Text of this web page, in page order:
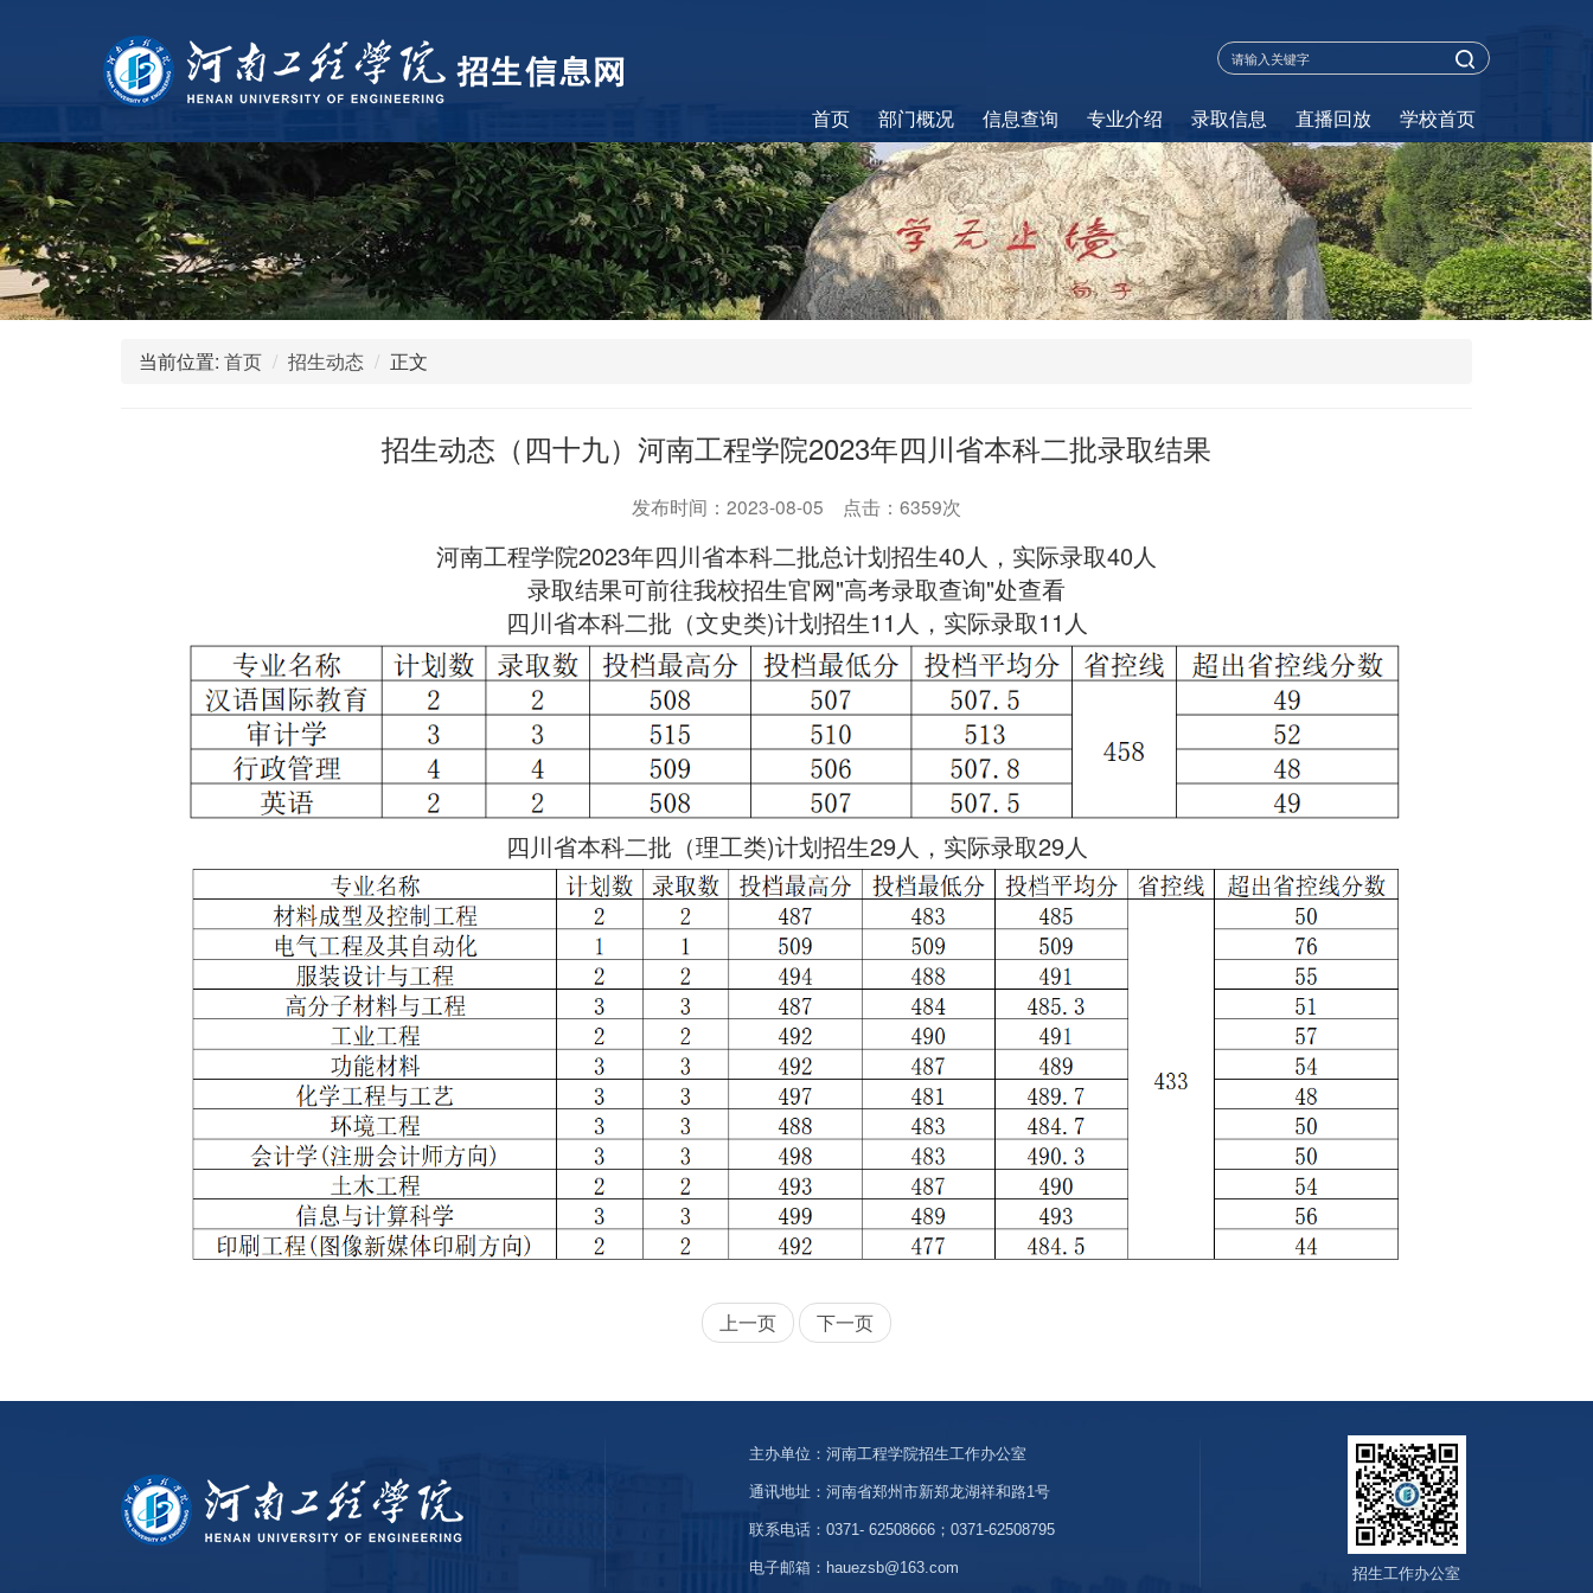
首页 部门概况 信息查询 专业介绍 录取信息 直播回放 学校首页
当前位置: 首页 招生动态 正文
招生动态（四十九）河南工程学院2023年四川省本科二批录取结果
发布时间：2023-08-05 点击：6359次
河南工程学院2023年四川省本科二批总计划招生40人，实际录取40人
录取结果可前往我校招生官网"高考录取查询"处查看
四川省本科二批（文史类)计划招生11人，实际录取11人
四川省本科二批（理工类)计划招生29人，实际录取29人
上一页 下一页
主办单位：河南工程学院招生工作办公室
通讯地址：河南省郑州市新郑龙湖祥和路1号
联系电话：0371- 62508666；0371-62508795
电子邮箱：hauezsb@163.com 招生工作办公室